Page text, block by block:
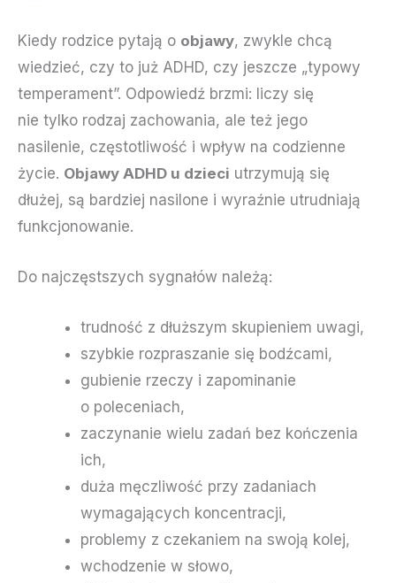
Kiedy rodzice pytają o objawy, zwykle chcą
wiedzieć, czy to już ADHD, czy jeszcze „typowy
temperament”. Odpowiedź brzmi: liczy się
nie tylko rodzaj zachowania, ale też jego
nasilenie, częstotliwość i wpływ na codzienne
życie. Objawy ADHD u dzieci utrzymują się
dłużej, są bardziej nasilone i wyraźnie utrudniają
funkcjonowanie.
Do najczęstszych sygnałów należą:
trudność z dłuższym skupieniem uwagi,
szybkie rozpraszanie się bodźcami,
gubienie rzeczy i zapominanie
o poleceniach,
zaczynanie wielu zadań bez kończenia
ich,
duża męczliwość przy zadaniach
wymagających koncentracji,
problemy z czekaniem na swoją kolej,
wchodzenie w słowo,